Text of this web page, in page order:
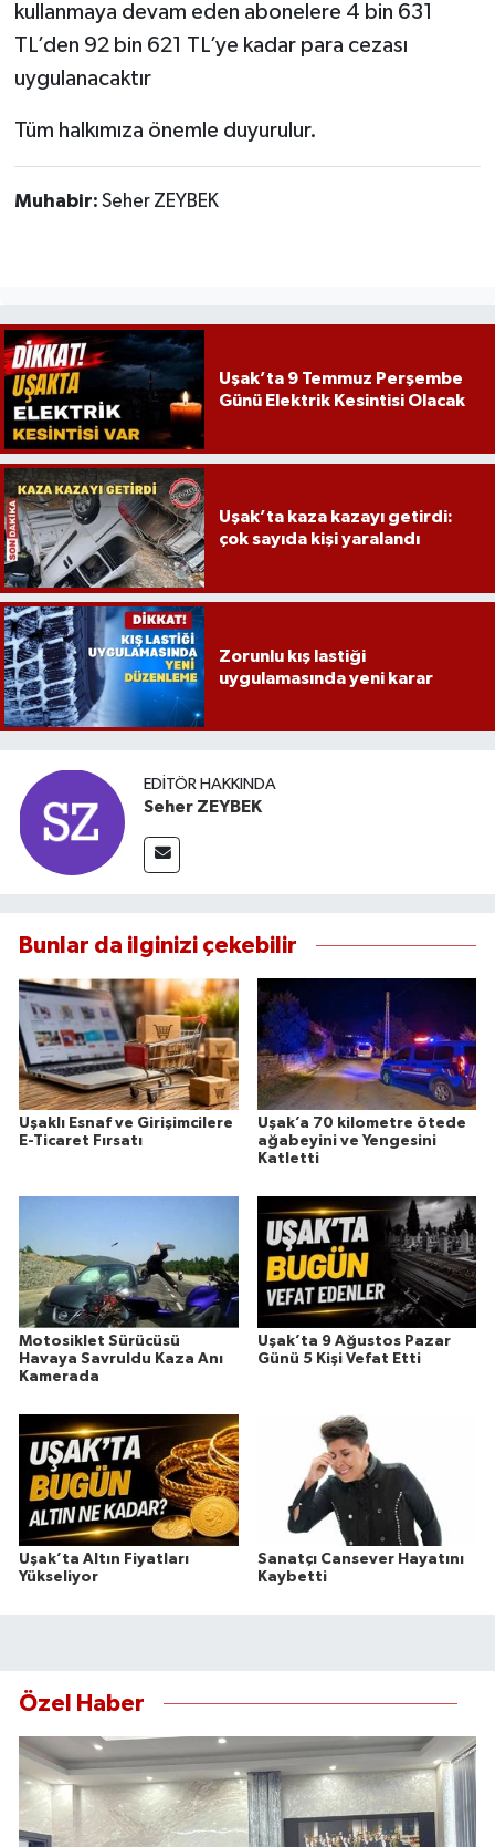
kullanmaya devam eden abonelere 4 bin 631
TL’den 92 bin 621 TL’ye kadar para cezası
uygulanacaktır
Tüm halkımıza önemle duyurulur.
Muhabir: Seher ZEYBEK
Uşak’ta 9 Temmuz Perşembe
Günü Elektrik Kesintisi Olacak
Uşak’ta kaza kazayı getirdi:
çok sayıda kişi yaralandı
Zorunlu kış lastiği
uygulamasında yeni karar
EDITÖR HAKKINDA
Seher ZEYBEK
Bunlar da ilginizi çekebilir
Uşaklı Esnaf ve Girişimcilere
E-Ticaret Fırsatı
Uşak’a 70 kilometre ötede
ağabeyini ve Yengesini
Katletti
Motosiklet Sürücüsü
Havaya Savruldu Kaza Anı
Kamerada
Uşak’ta 9 Ağustos Pazar
Günü 5 Kişi Vefat Etti
Uşak’ta Altın Fiyatları
Yükseliyor
Sanatçı Cansever Hayatını
Kaybetti
Özel Haber